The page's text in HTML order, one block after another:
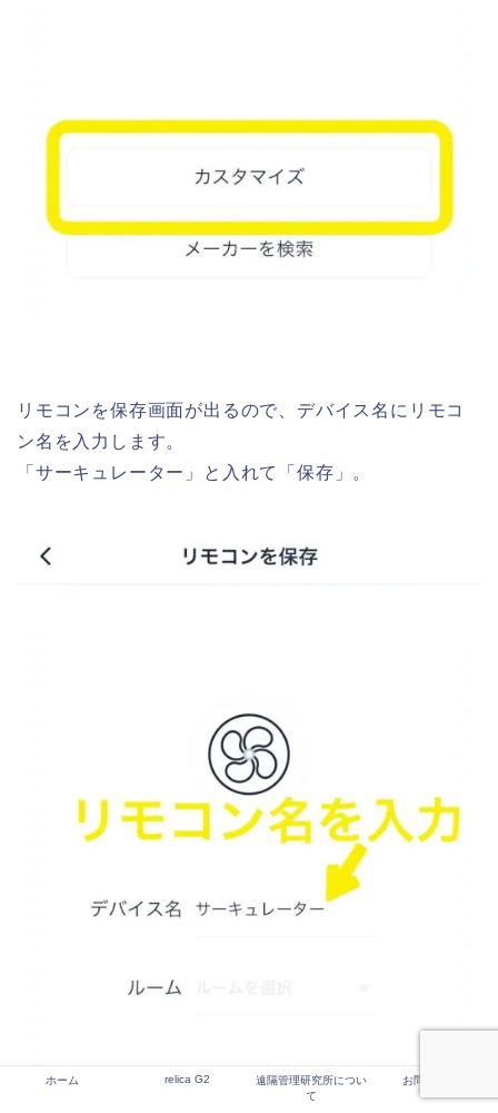
リモコンを保存画面が出るので、デバイス名にリモコ
ン名を入力します。
「サーキュレーター」と入れて「保存」。
ホーム relica G2
遠隔管理研究所につい
て
お問い合わせ